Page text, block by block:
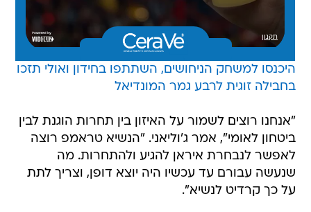
היכנסו למשחק הניחושים, השתתפו בחידון ואולי תזכו
בחבילה זוגית לרבע גמר המונדיאל
"אנחנו רוצים לשמור על האיזון בין תחרות הוגנת לבין
ביטחון לאומי", אמר ג'וליאני. "הנשיא טראמפ רוצה
לאפשר לנבחרת איראן להגיע ולהתחרות. מה
שנעשה עבורם עד עכשיו היה יוצא דופן, וצריך לתת
על כך קרדיט לנשיא".